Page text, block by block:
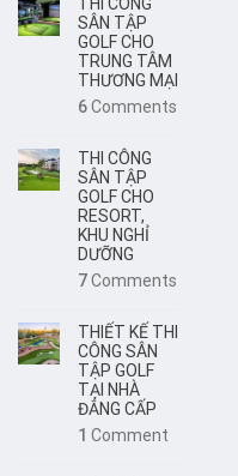
SÂN TẬP
GOLF CHO
TRUNG TÂM
THƯƠNG MẠI
6Comments
THI CÔNG
SÂN TẬP
GOLF CHO
RESORT,
KHU NGHỈ
DƯỠNG
7Comments
THIẾT KẾ THI
CÔNG SÂN
TẬP GOLF
TẠI NHÀ
ĐẲNG CẤP
1 Comment